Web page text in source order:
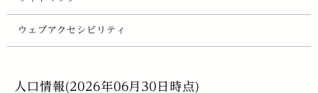
ウェブアクセシビリティ
人口情報(2026年06月30日時点)